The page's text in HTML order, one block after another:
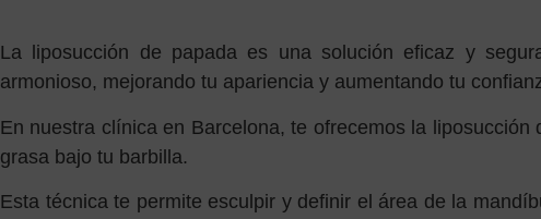
La liposucción de papada es una solución eficaz y
armonioso, mejorando tu apariencia y aumentando tu
En nuestra clínica en Barcelona, te ofrecemos la
grasa bajo tu barbilla.
Esta técnica te permite esculpir y definir el área de la